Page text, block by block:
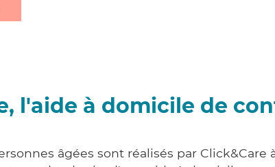
l'aide à domicile de
âgées sont réalisés par Click&Care